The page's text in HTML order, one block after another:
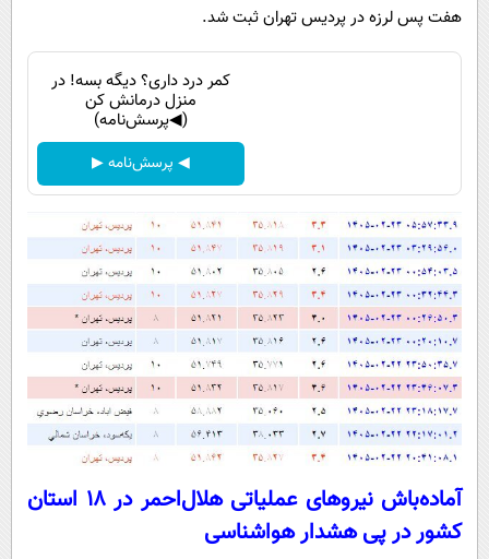
هفت پس لرزه در پردیس تهران ثبت شد.
کمر درد داری؟ دیگه بسه! در
منزل درمانش کن
(◀پرسش‌نامه)
◀ پرسش‌نامه ▶
آماده‌باش نیروهای عملیاتی هلال‌احمر در ۱۸ استان
کشور در پی هشدار هواشناسی